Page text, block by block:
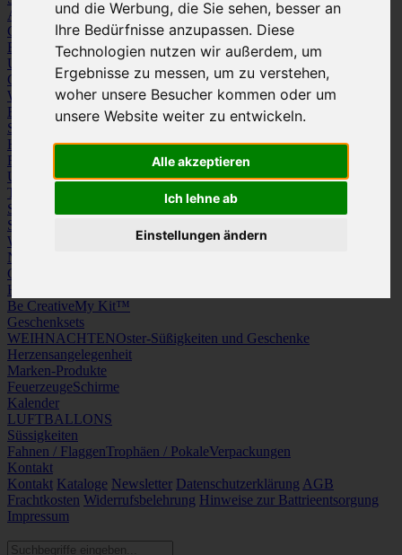
und die Werbung, die Sie sehen, besser an
Ihre Bedürfnisse anzupassen. Diese
Technologien nutzen wir außerdem, um
Ergebnisse zu messen, um zu verstehen,
woher unsere Besucher kommen oder um
unsere Website weiter zu entwickeln.
Alle akzeptieren
Ich lehne ab
Einstellungen ändern
ArbeitskleidungKrawatten und Tücher
Caps
Mützen und Schals
FrottierwareKissen & Tischwäsche
Underwear
Strümpfe / Socken
Gürtel
Schuhe
Werbeartikel
Büro
SchreibgeräteMedien
Schlüsselanhänger & Chiphalter
HaushaltTassen, Gläser, Kannen, BecherWerkzeuge & Messer
Freizeit, Reisen, Outdoor
Strand & Camping
Uhren
Licht & Optik
Taschen
Rucksäcke
Schlüsseletuis & Brieftaschen
Spiele
Weitere Kategorien
News & Evergreens
Grüne Welle
Hergestellt in Europa
Be CreativeMy Kit™
Geschenksets
WEIHNACHTENOster-Süßigkeiten und Geschenke
Herzensangelegenheit
Marken-Produkte
FeuerzeugeSchirme
Kalender
LUFTBALLONS
Süssigkeiten
Fahnen / FlaggenTrophäen / PokaleVerpackungen
Kontakt
Kontakt Kataloge Newsletter Datenschutzerklärung AGB
Frachtkosten Widerrufsbelehrung Hinweise zur Battrieentsorgung
Impressum